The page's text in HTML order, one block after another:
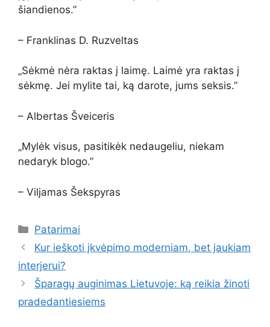
šiandienos.”
– Franklinas D. Ruzveltas
„Sėkmė nėra raktas į laimę. Laimė yra raktas į
sėkmę. Jei mylite tai, ką darote, jums seksis.”
– Albertas Šveiceris
„Mylėk visus, pasitikėk nedaugeliu, niekam
nedaryk blogo.”
– Viljamas Šekspyras
Kategorijos
Patarimai
Kur ieškoti įkvėpimo moderniam, bet jaukiam
interjerui?
Šparagų auginimas Lietuvoje: ką reikia žinoti
pradedantiesiems